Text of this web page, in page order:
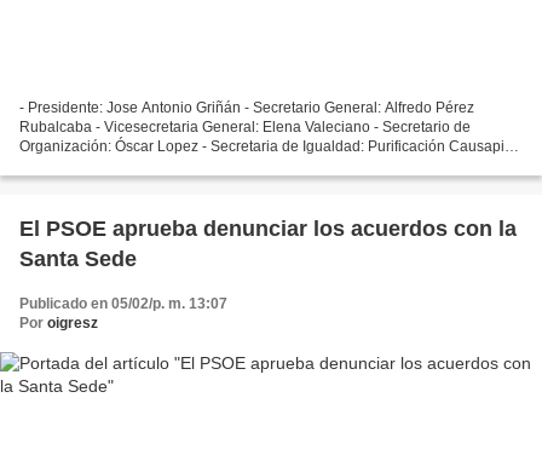
- Presidente: Jose Antonio Griñán - Secretario General: Alfredo Pérez
Rubalcaba - Vicesecretaria General: Elena Valeciano - Secretario de
Organización: Óscar Lopez - Secretaria de Igualdad: Purificación Causapié -
El PSOE aprueba denunciar los acuerdos con la
Santa Sede
Publicado en 05/02/p. m. 13:07
Por oigresz